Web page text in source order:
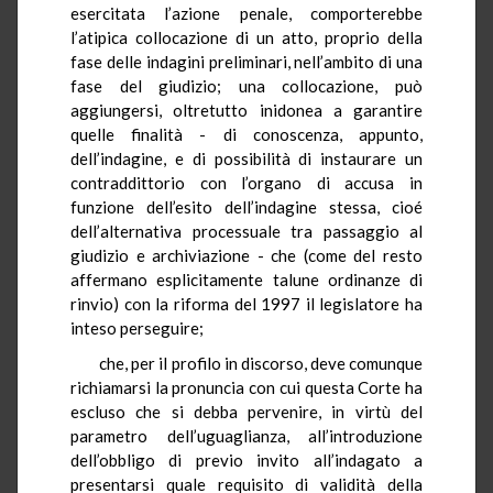
esercitata l’azione penale, comporterebbe
l’atipica collocazione di un atto, proprio della
fase delle indagini preliminari, nell’ambito di una
fase del giudizio; una collocazione, può
aggiungersi, oltretutto inidonea a garantire
quelle finalità - di conoscenza, appunto,
dell’indagine, e di possibilità di instaurare un
contraddittorio con l’organo di accusa in
funzione dell’esito dell’indagine stessa, cioé
dell’alternativa processuale tra passaggio al
giudizio e archiviazione - che (come del resto
affermano esplicitamente talune ordinanze di
rinvio) con la riforma del 1997 il legislatore ha
inteso perseguire;
che, per il profilo in discorso, deve comunque
richiamarsi la pronuncia con cui questa Corte ha
escluso che si debba pervenire, in virtù del
parametro dell’uguaglianza, all’introduzione
dell’obbligo di previo invito all’indagato a
presentarsi quale requisito di validità della